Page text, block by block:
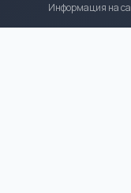
Информация на